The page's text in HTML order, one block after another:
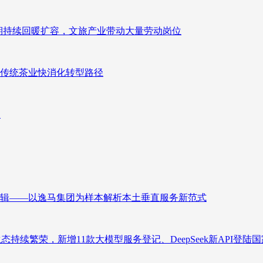
续回暖扩容，文旅产业带动大量劳动岗位
统茶业快消化转型路径
——以逸马集团为样本解析本土垂直服务新范式
续繁荣，新增11款大模型服务登记、DeepSeek新API登陆